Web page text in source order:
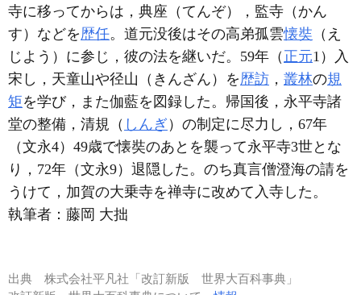
寺に移ってからは，典座（てんぞ），監寺（かん
す）などを歴任。道元没後はその高弟孤雲懐奘 （え
じよう）に参じ，彼の法を継いだ。59年（ 正元1）入
宋し，天童山や径山（きんざん）を歴訪 ， 叢林の規
矩を学び，また伽藍を図録した。帰国後，永平寺諸
堂の整備，清規（ しんぎ ）の制定に尽力し，67年
（文永4）49歳で懐奘のあとを襲って永平寺3世とな
り，72年（文永9）退隠した。のち真言僧澄海の請を
うけて，加賀の大乗寺を禅寺に改めて入寺した。
執筆者： 藤岡 大拙
出典 株式会社平凡社「改訂新版 世界大百科事典」